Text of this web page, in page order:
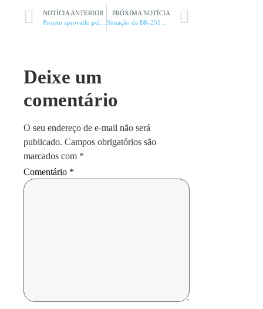
NOTÍCIA ANTERIOR
PRÓXIMA NOTÍCIA
Deixe um
comentário
O seu endereço de e-mail não será
publicado. Campos obrigatórios são
marcados com *
Comentário *